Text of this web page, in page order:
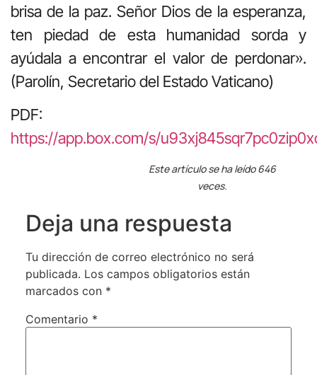
brisa de la paz. Señor Dios de la esperanza,
ten piedad de esta humanidad sorda y
ayúdala a encontrar el valor de perdonar».
(Parolín, Secretario del Estado Vaticano)
PDF:
https://app.box.com/s/
Este artículo se ha leído 646
veces.
Deja una respuesta
Tu dirección de correo electrónico no será
publicada. Los campos obligatorios están
marcados con *
Comentario *